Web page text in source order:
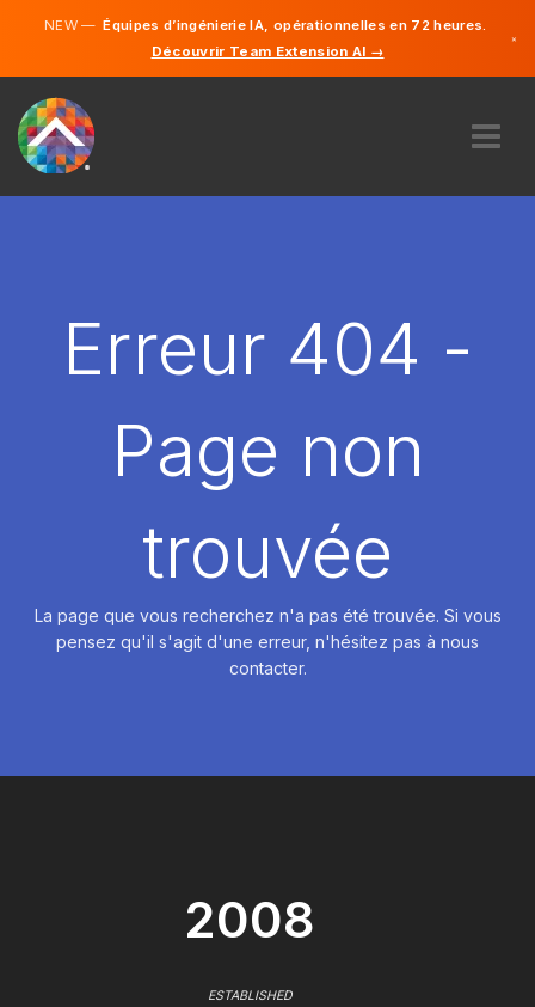
NEW —Équipes d’ingénierie IA, opérationnelles en 72 heures.
Découvrir Team Extension AI →
×
DÉMARRER
Erreur 404 -
Page non
trouvée
La page que vous recherchez n'a pas été trouvée. Si vous
pensez qu'il s'agit d'une erreur, n'hésitez pas à nous
contacter.
2008
ESTABLISHED